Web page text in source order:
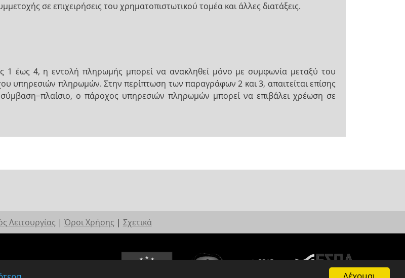
σε επιχειρήσεις του χρηματοπιστωτικού τομέα και άλλες διατάξεις.
1 έως 4, η εντολή πληρωμής μπορεί να ανακληθεί μόνο με συμφωνία μεταξύ του
υπηρεσιών πληρωμών. Στην περίπτωση των παραγράφων 2 και 3, απαιτείται επίσης
ο πάροχος υπηρεσιών πληρωμών μπορεί να επιβάλει χρέωση σε
Λειτουργίας | Όροι Χρήσης | Σχετικά